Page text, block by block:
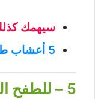
سيهمك
5 أعشاب طبيعية فعالة لعلاج الحموضة
5 – للطفح